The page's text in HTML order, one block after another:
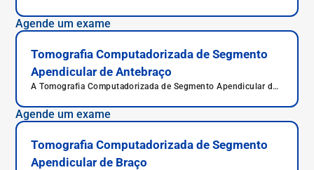
Agende um exame
Tomografia Computadorizada de Segmento
Apendicular de Antebraço
A Tomografia Computadorizada de Segmento Apendicular de
precisão de lesões muito pequenas, com qualidade e em
menor tempo.
Agende um exame
Tomografia Computadorizada de Segmento
Apendicular de Braço